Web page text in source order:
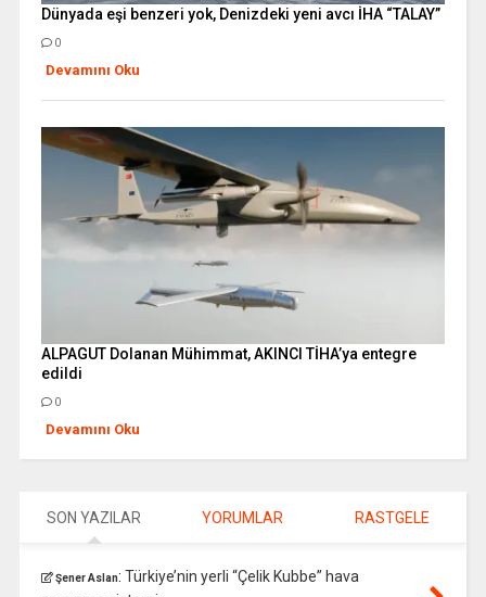
Dünyada eşi benzeri yok, Denizdeki yeni avcı İHA “TALAY”
0
Devamını Oku
ALPAGUT Dolanan Mühimmat, AKINCI TİHA’ya entegre
edildi
0
Devamını Oku
SON YAZILAR YORUMLAR RASTGELE
Şener Aslan: Türkiye’nin yerli “Çelik Kubbe” hava